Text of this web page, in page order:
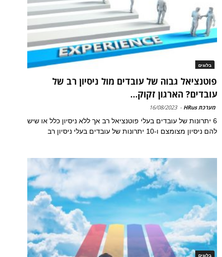
בלוגים
פוטנציאל גבוה של עובדים מול ניסיון רב של
עובדים? הארגון זקוק...
מערכת HRus -
16/08/2023
6 יתרונות של עובדים בעלי פוטנציאל רב אך ללא ניסיון כלל או שיש
להם ניסיון מצומצם ו-10 יתרונות של עובדים בעלי ניסיון רב
בלוגים